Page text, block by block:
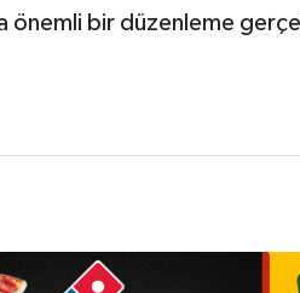
önemli bir düzenleme